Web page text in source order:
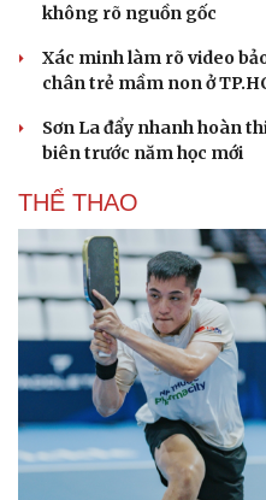
không rõ nguồn gốc
Xác minh làm rõ video
chân trẻ mầm non ở
Sơn La đẩy nhanh hoàn
biên trước năm học mới
THỂ THAO